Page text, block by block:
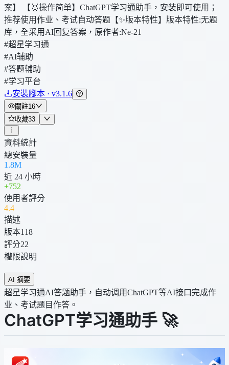
案】 【🥇操作简单】ChatGPT学习通助手，安装即可使用；
推荐使用作业、考试自动答题【✨版本特性】版本特性:无题
库，全采用AI回复答案，原作者:Ne-21
#超星学习通
#AI辅助
#答题辅助
#学习平台
安裝腳本 · v3.1.6
關註16
收藏33
資料統計
總安裝量
1.8M
近 24 小時
+752
使用者評分
4.4
描述
版本118
評分22
權限說明
AI 摘要
超星学习通AI答题助手，自动调用ChatGPT等AI接口完成作
业、考试题目作答。
ChatGPT学习通助手 🚀